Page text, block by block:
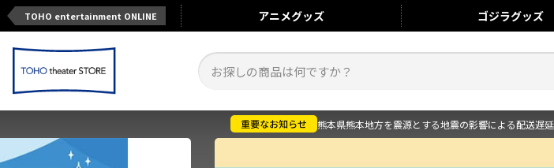
TOHO entertainment ONLINE アニメグッズ ゴジラグッズ
熊本県熊本地方を震源とする地震の影響による配送遅